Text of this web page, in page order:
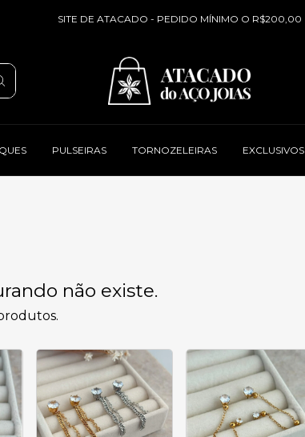
SITE DE ATACADO - PEDIDO MÍNIMO O R$200,00
PULSEIRAS TORNOZELEIRAS EXCLUSIVOS
não existe.